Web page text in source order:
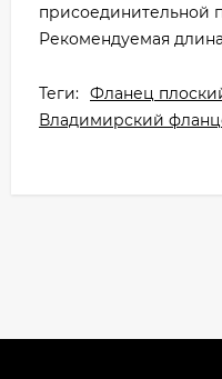
присоединительной
Рекомендуемая
Теги: Фланец
Владимирский